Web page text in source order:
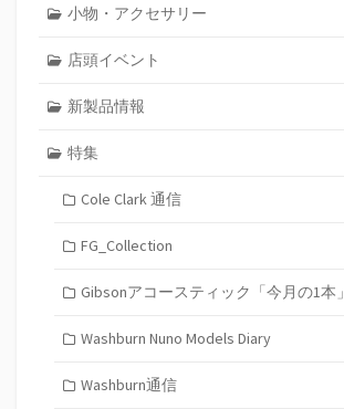
小物・アクセサリー
店頭イベント
新製品情報
特集
Cole Clark 通信
FG_Collection
Gibsonアコースティック「今月の1本」
Washburn Nuno Models Diary
Washburn通信